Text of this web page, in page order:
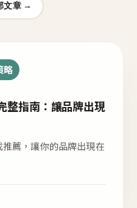
文章 →
略
整指南：讓品牌出現
薦，讓你的品牌出現在